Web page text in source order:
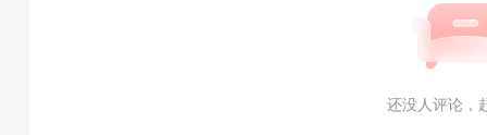
还没人评论，